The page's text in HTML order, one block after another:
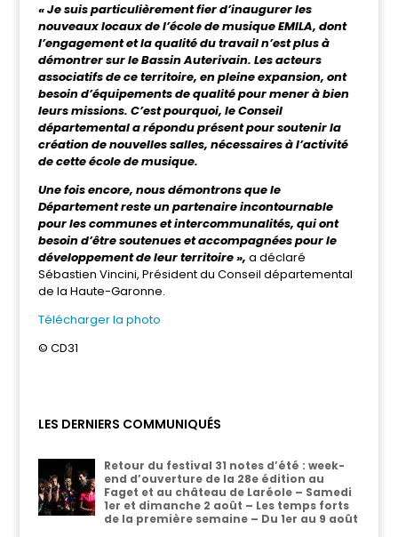
« Je suis particulièrement fier d’inaugurer les
nouveaux locaux de l’école de musique EMILA, dont
l’engagement et la qualité du travail n’est plus à
démontrer sur le Bassin Auterivain. Les acteurs
associatifs de ce territoire, en pleine expansion, ont
besoin d’équipements de qualité pour mener à bien
leurs missions. C’est pourquoi, le Conseil
départemental a répondu présent pour soutenir la
création de nouvelles salles, nécessaires à l’activité
de cette école de musique.
Une fois encore, nous démontrons que le
Département reste un partenaire incontournable
pour les communes et intercommunalités, qui ont
besoin d’être soutenues et accompagnées pour le
développement de leur territoire », a déclaré
Sébastien Vincini, Président du Conseil départemental
de la Haute-Garonne.
Télécharger la photo
© CD31
LES DERNIERS COMMUNIQUÉS
Retour du festival 31 notes d’été : week-
end d’ouverture de la 28e édition au
Faget et au château de Laréole – Samedi
1er et dimanche 2 août – Les temps forts
de la première semaine – Du 1er au 9 août